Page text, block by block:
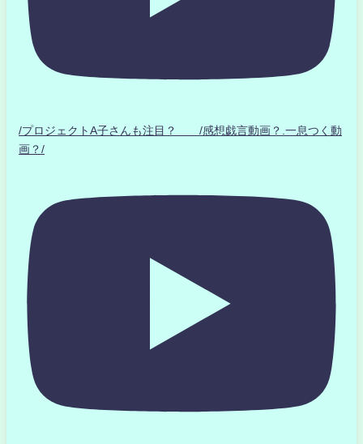
/プロジェクトA子さんも注目？ /感想戯言動画？.一息つく動
画？/